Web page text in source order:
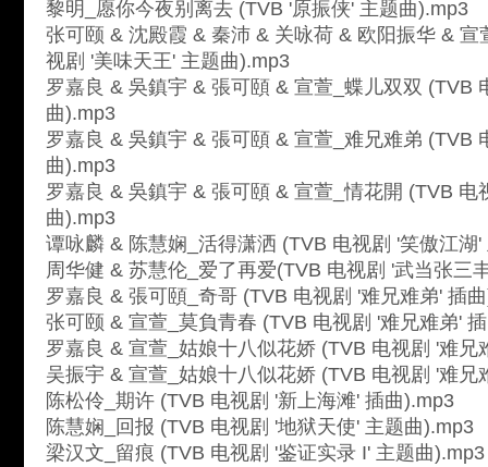
黎明_愿你今夜别离去 (TVB '原振侠' 主题曲).mp3
张可颐 & 沈殿霞 & 秦沛 & 关咏荷 & 欧阳振华 & 宣
视剧 '美味天王' 主题曲).mp3
罗嘉良 & 吳鎮宇 & 張可頤 & 宣萱_蝶儿双双 (TVB
曲).mp3
罗嘉良 & 吳鎮宇 & 張可頤 & 宣萱_难兄难弟 (TVB
曲).mp3
罗嘉良 & 吳鎮宇 & 張可頤 & 宣萱_情花開 (TVB 电
曲).mp3
谭咏麟 & 陈慧娴_活得潇洒 (TVB 电视剧 '笑傲江湖'
周华健 & 苏慧伦_爱了再爱(TVB 电视剧 '武当张三
罗嘉良 & 張可頤_奇哥 (TVB 电视剧 '难兄难弟' 插
张可颐 & 宣萱_莫負青春 (TVB 电视剧 '难兄难弟'
罗嘉良 & 宣萱_姑娘十八似花娇 (TVB 电视剧 '难兄
吴振宇 & 宣萱_姑娘十八似花娇 (TVB 电视剧 '难兄
陈松伶_期许 (TVB 电视剧 '新上海滩' 插曲).mp3
陈慧娴_回报 (TVB 电视剧 '地狱天使' 主题曲).mp3
梁汉文_留痕 (TVB 电视剧 '鉴证实录 I' 主题曲).mp3